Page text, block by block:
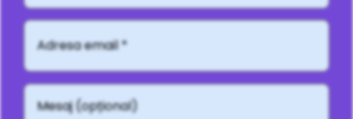
Mesaj
(opțional)
Adresă
email